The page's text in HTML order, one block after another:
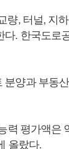
량, 터널, 지
다. 한국도로
분양과 부동
력 평가액은
올랐다.